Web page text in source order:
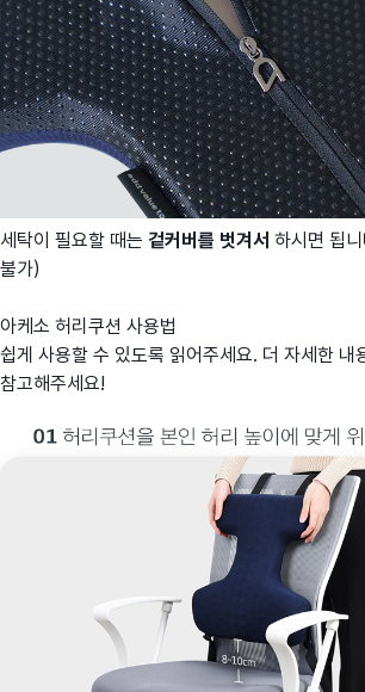
세탁이 필요할 때는 겉커버를 벗겨서 하시면 됩
불가)
아케소 허리쿠션 사용법
쉽게 사용할 수 있도록 읽어주세요. 더 자세한 내
참고해주세요!